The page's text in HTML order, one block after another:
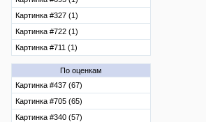
Картинка #327 (1)
Картинка #722 (1)
Картинка #711 (1)
По оценкам
Картинка #437 (67)
Картинка #705 (65)
Картинка #340 (57)